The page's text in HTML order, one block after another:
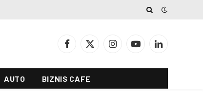
Facebook
X
InstagramYouTubeLinkedIn
AUTO BIZNIS CAFE